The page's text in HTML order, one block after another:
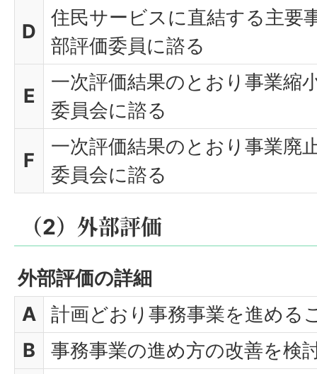
D
住民サービスに直結する主要
部評価委員に諮る
E
一次評価結果のとおり事業縮
委員会に諮る
F
一次評価結果のとおり事業廃
委員会に諮る
（2）外部評価
外部評価の詳細
A
計画どおり事務事業を進める
B
事務事業の進め方の改善を検